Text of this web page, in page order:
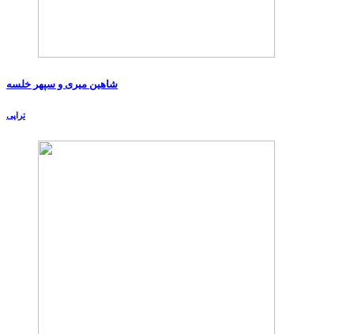
شاهین میری و سپهر خلسه
تراپی